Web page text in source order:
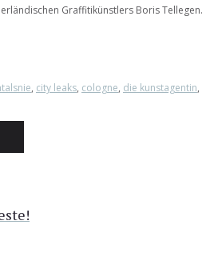
Graffitikünstlers Boris Tellegen.
, city leaks, cologne, die kunstagentin,